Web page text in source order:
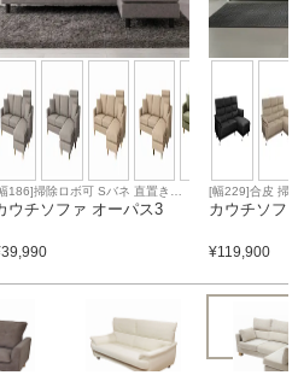
ット
186]掃除ロボ可 Sバネ 直置き可
ウチソファ オーパス3
39,990
[幅229]合皮 掃
Sバネ 直置き可
カウチソフ
¥119,900